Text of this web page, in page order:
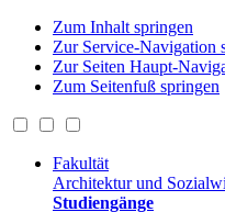
Zum Inhalt springen
Zur Service-Navigation
Zur Seiten Haupt-
Zum Seitenfuß springen
Fakultät
Architektur und
Studiengänge